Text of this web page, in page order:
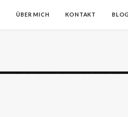
ÜBER MICH KONTAKT